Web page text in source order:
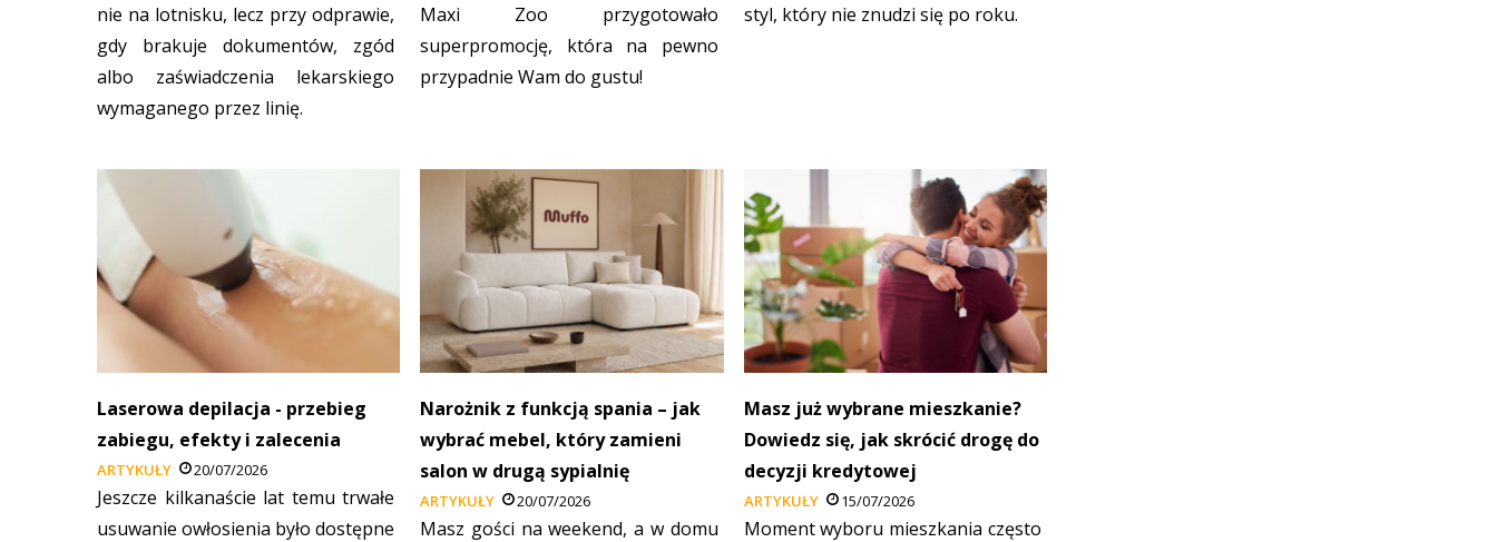
nie na lotnisku, lecz przy odprawie,
gdy brakuje dokumentów, zgód
albo zaświadczenia lekarskiego
wymaganego przez linię.
Maxi Zoo przygotowało
superpromocję, która na pewno
przypadnie Wam do gustu!
styl, który nie znudzi się po roku.
Laserowa depilacja - przebieg
zabiegu, efekty i zalecenia
ARTYKUŁY 20/07/2026
Jeszcze kilkanaście lat temu trwałe
usuwanie owłosienia było dostępne
Narożnik z funkcją spania – jak
wybrać mebel, który zamieni
salon w drugą sypialnię
ARTYKUŁY 20/07/2026
Masz gości na weekend, a w domu
Masz już wybrane mieszkanie?
Dowiedz się, jak skrócić drogę do
decyzji kredytowej
ARTYKUŁY 15/07/2026
Moment wyboru mieszkania często